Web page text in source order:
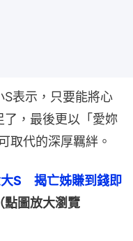
表示，只要能將心
，最後更以「愛妳
取代的深厚羈絆。
S　揭亡姊賺到錢即
點圖放大瀏覽